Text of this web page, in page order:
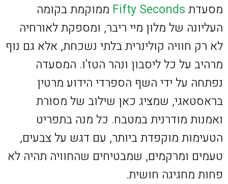
מסעדת Fifty Seconds ממוקמת בקומה
העליונה של מלון מיי ריבר, ומספקת לאורחיה
לא רק חוויה קולינרית בלתי נשכחת, אלא גם נוף
מרהיב על כל ליסבון ונהר הטז'ו. המסעדה
נפתחה על ידי השף הספרדי הידוע מרטין
בראסטאגי, שמציג כאן שילוב של מסורת
ואמנות מודרנית במטבח. כל מנה בתפריט
הטעימות מוקפדת ביותר, עם דגש על צבעים,
טעמים ומרקמים, שמבטיחים שהחוויה תהיה לא
פחות מחגיגה חושית.